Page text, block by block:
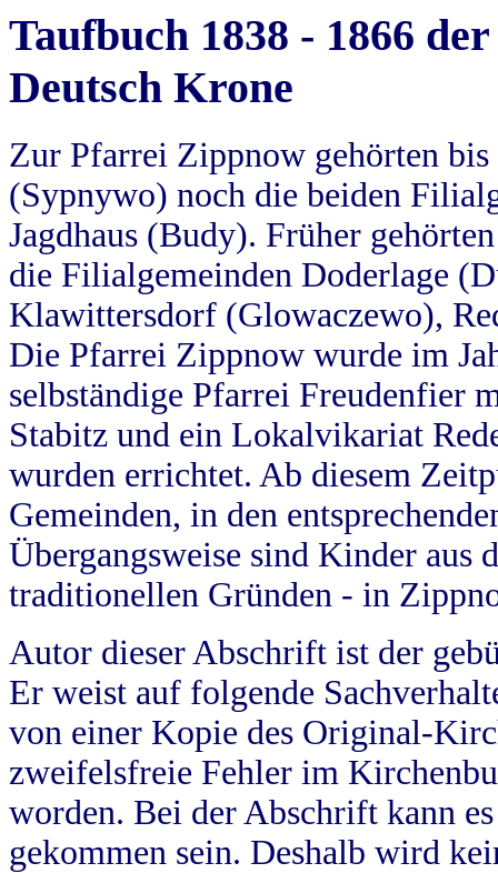
Taufbuch 1838 - 1866
Deutsch Krone
Zur Pfarrei Zippnow gehörten
(Sypnywo) noch die beiden
Jagdhaus (Budy). Früher
die Filialgemeinden Doderlage
Klawittersdorf (Glowaczewo),
Die Pfarrei Zippnow wurde im
selbständige Pfarrei Freudenfier
Stabitz und ein Lokalvikariat
wurden errichtet. Ab diesem
Gemeinden, in den
Übergangsweise sind Kinder aus
traditionellen Gründen - in
Autor dieser Abschrift ist der
Er weist auf folgende
von einer Kopie des Original-
zweifelsfreie Fehler im
worden. Bei der Abschrift kann
gekommen sein. Deshalb wird